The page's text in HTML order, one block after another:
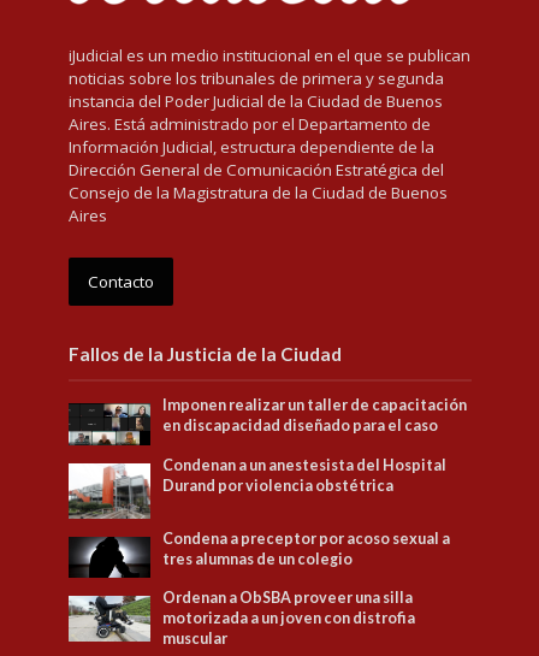
iJudicial es un medio institucional en el que se publican
noticias sobre los tribunales de primera y segunda
instancia del Poder Judicial de la Ciudad de Buenos
Aires. Está administrado por el Departamento de
Información Judicial, estructura dependiente de la
Dirección General de Comunicación Estratégica del
Consejo de la Magistratura de la Ciudad de Buenos
Aires
Contacto
Fallos de la Justicia de la Ciudad
Imponen realizar un taller de capacitación
en discapacidad diseñado para el caso
Condenan a un anestesista del Hospital
Durand por violencia obstétrica
Condena a preceptor por acoso sexual a
tres alumnas de un colegio
Ordenan a ObSBA proveer una silla
motorizada a un joven con distrofia
muscular